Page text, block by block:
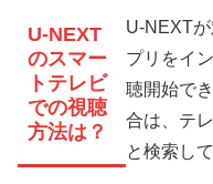
U-NEXT
のスマー
トテレビ
での視聴
方法は？
U-NEXT
プリをイ
聴開始で
合は、テ
と検索し